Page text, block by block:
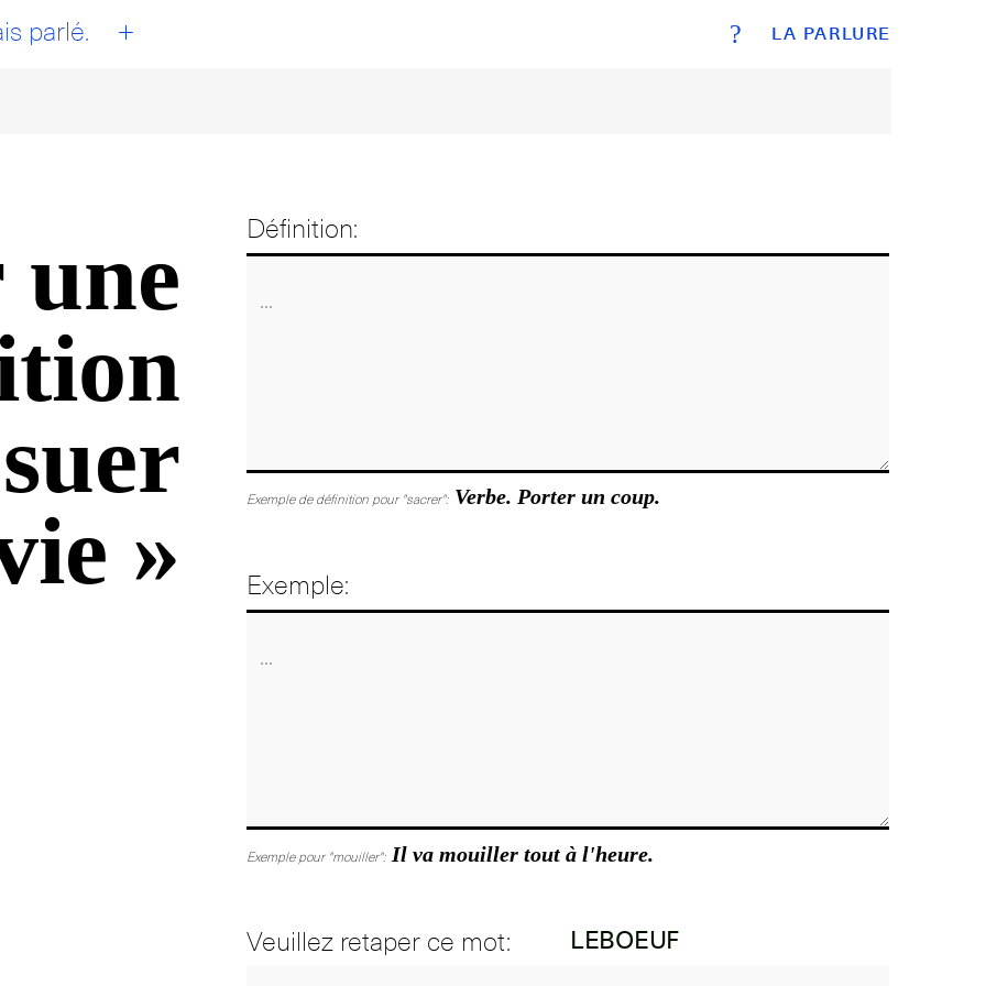
LA PARLURE
parlé. + ?
»
Définition:
Exemple de définition pour "sacrer": Verbe. Porter un coup.
Exemple:
Exemple pour "mouiller": Il va mouiller tout à l'heure.
Veuillez retaper ce mot: